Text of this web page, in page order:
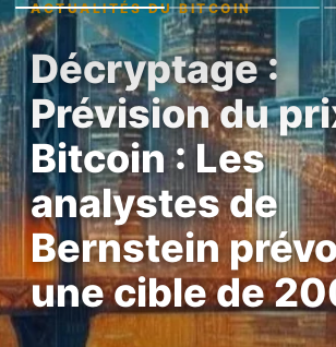
ACTUALITÉS DU BITCOIN
Décryptage :
Prévision du
Bitcoin : Les
analystes de
Bernstein
une cible de